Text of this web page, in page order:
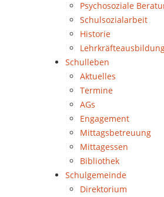
Psychosoziale
Schulsozialarbeit
Historie
Schulleben
Aktuelles
Termine
AGs
Engagement
Mittagsbetreuung
Mittagessen
Bibliothek
Schulgemeinde
Direktorium